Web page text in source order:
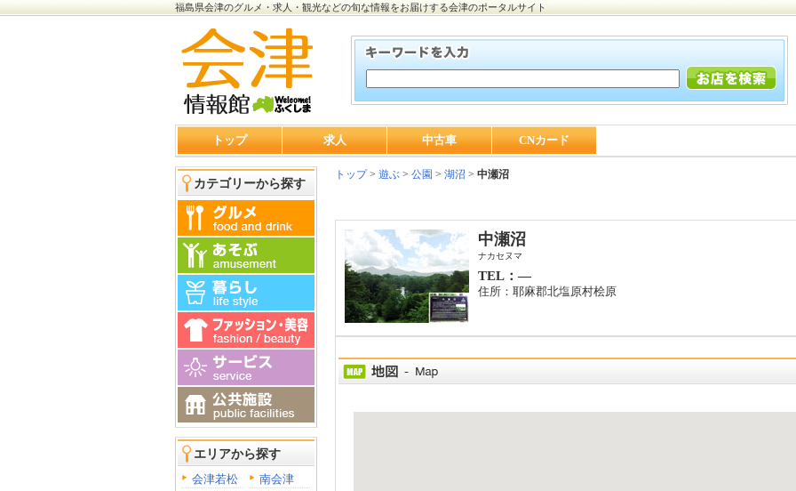
福島県会津のグルメ・求人・観光などの旬な情報をお届けする会津のポータルサイト
トップ 求人 中古車 CNカード
カテゴリーから探す
エリアから探す
会津若松
南会津
トップ> 遊ぶ > 公園 > 湖沼 > 中瀬沼
中瀬沼
ナカセヌマ
TEL：―
住所：耶麻郡北塩原村桧原